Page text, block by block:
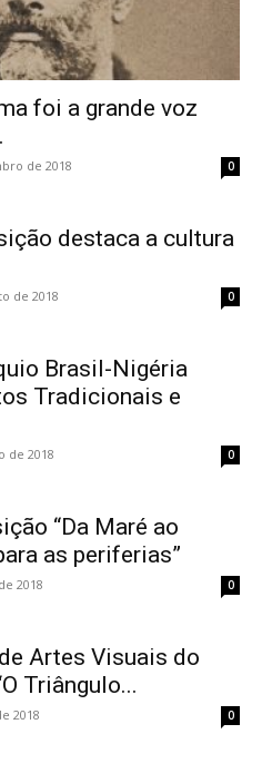
foi a grande voz
de 2018 0
destaca a cultura
de 2018 0
Brasil-Nigéria
Tradicionais e
de 2018 0
“Da Maré ao
as periferias”
2018 0
Artes Visuais do
Triângulo...
2018 0